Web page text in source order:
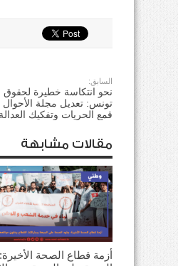
السابق:
نحو انتكاسة خطيرة لحقوق
تونس: تعديل مجلة
قمع الحريات وتفكيك العدالة
مقالات مشابهة
أزمة قطاع الصحة